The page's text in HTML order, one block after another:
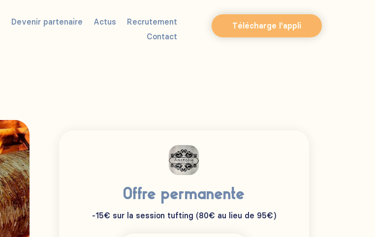
Devenir partenaire Actus
Recrutement
Contact
Télécharge l'appli
Offre permanente
-15€ sur la session tufting (80€ au lieu de 95€)